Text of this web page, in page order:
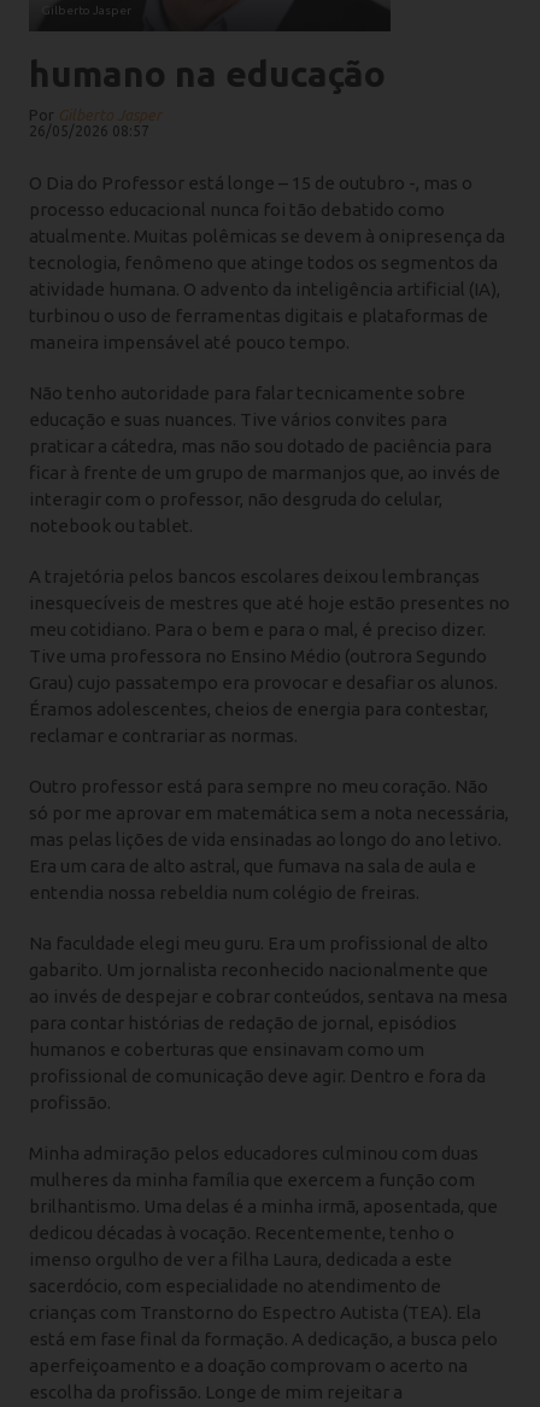
Gilberto Jasper
humano na educação
Por Gilberto Jasper
26/05/2026 08:57
O Dia do Professor está longe – 15 de outubro -, mas o
processo educacional nunca foi tão debatido como
atualmente. Muitas polêmicas se devem à onipresença da
tecnologia, fenômeno que atinge todos os segmentos da
atividade humana. O advento da inteligência artificial (IA),
turbinou o uso de ferramentas digitais e plataformas de
maneira impensável até pouco tempo.
Não tenho autoridade para falar tecnicamente sobre
educação e suas nuances. Tive vários convites para
praticar a cátedra, mas não sou dotado de paciência para
ficar à frente de um grupo de marmanjos que, ao invés de
interagir com o professor, não desgruda do celular,
notebook ou tablet.
A trajetória pelos bancos escolares deixou lembranças
inesquecíveis de mestres que até hoje estão presentes no
meu cotidiano. Para o bem e para o mal, é preciso dizer.
Tive uma professora no Ensino Médio (outrora Segundo
Grau) cujo passatempo era provocar e desafiar os alunos.
Éramos adolescentes, cheios de energia para contestar,
reclamar e contrariar as normas.
Outro professor está para sempre no meu coração. Não
só por me aprovar em matemática sem a nota necessária,
mas pelas lições de vida ensinadas ao longo do ano letivo.
Era um cara de alto astral, que fumava na sala de aula e
entendia nossa rebeldia num colégio de freiras.
Na faculdade elegi meu guru. Era um profissional de alto
gabarito. Um jornalista reconhecido nacionalmente que
ao invés de despejar e cobrar conteúdos, sentava na mesa
para contar histórias de redação de jornal, episódios
humanos e coberturas que ensinavam como um
profissional de comunicação deve agir. Dentro e fora da
profissão.
Minha admiração pelos educadores culminou com duas
mulheres da minha família que exercem a função com
brilhantismo. Uma delas é a minha irmã, aposentada, que
dedicou décadas à vocação. Recentemente, tenho o
imenso orgulho de ver a filha Laura, dedicada a este
sacerdócio, com especialidade no atendimento de
crianças com Transtorno do Espectro Autista (TEA). Ela
está em fase final da formação. A dedicação, a busca pelo
aperfeiçoamento e a doação comprovam o acerto na
escolha da profissão. Longe de mim rejeitar a